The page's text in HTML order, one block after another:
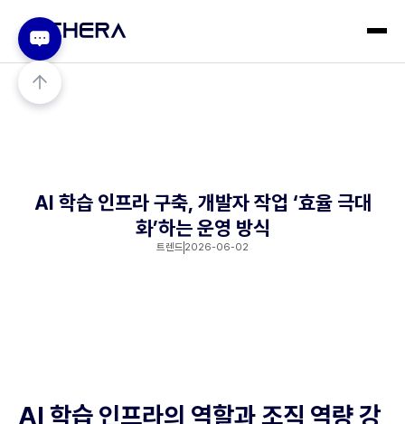
AI 학습 인프라 구축, 개발자 작업 ‘효율 극대
화’하는 운영 방식
트렌드 2026-06-02
AI 학습 인프라의 역할과 조직 역량 강